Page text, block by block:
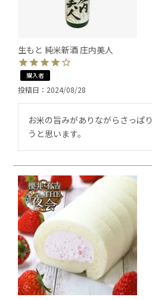
生もと 純米新酒 庄内美人
購入者
投稿日 2024/08/28
お米の旨みがありながらさっぱ
うと思います。